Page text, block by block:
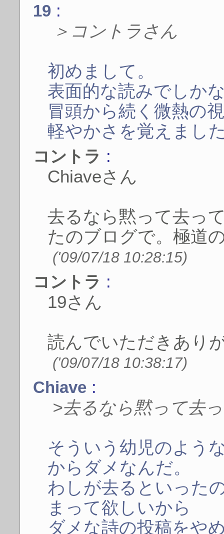
19 :
＞コントラさん
初めまして。
表面的な読みでしか
冒頭から続く微熱の
軽やかさを覚えまし
コントラ :
Chiaveさん
去るなら黙って去っ
たのブログで。極道
('09/07/18 10:28:15)
コントラ :
19さん
読んでいただきあり
('09/07/18 10:38:17)
Chiave :
>去るなら黙って去
そういう幼児のよう
からダメなんだ。
わしが去るといった
まって欲しいから
ダメな詩の投稿をや